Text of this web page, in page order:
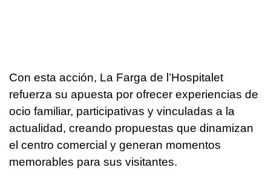
Con esta acción, La Farga de l’Hospitalet
refuerza su apuesta por ofrecer experiencias de
ocio familiar, participativas y vinculadas a la
actualidad, creando propuestas que dinamizan
el centro comercial y generan momentos
memorables para sus visitantes.